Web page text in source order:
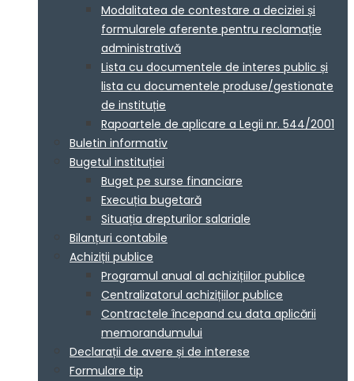
Modalitatea de contestare a deciziei și
formularele aferente pentru reclamație
administrativă
Lista cu documentele de interes public și
lista cu documentele produse/gestionate
de instituție
Rapoartele de aplicare a Legii nr. 544/2001
Buletin informativ
Bugetul instituției
Buget pe surse financiare
Execuția bugetară
Situația drepturilor salariale
Bilanțuri contabile
Achiziții publice
Programul anual al achizițiilor publice
Centralizatorul achizițiilor publice
Contractele începand cu data aplicării
memorandumului
Declarații de avere și de interese
Formulare tip